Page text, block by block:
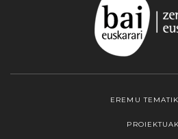
EREMU
PROIEKTUAK